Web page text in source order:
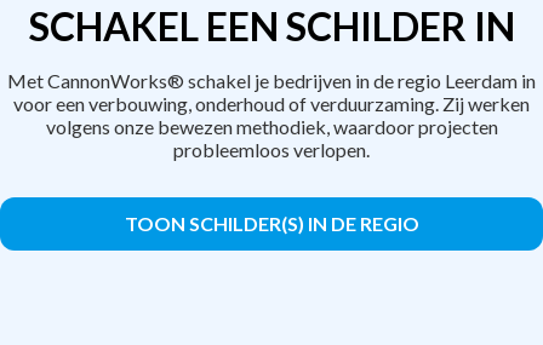
SCHAKEL EEN SCHILDER IN
Met CannonWorks® schakel je bedrijven in de regio Leerdam in
voor een verbouwing, onderhoud of verduurzaming. Zij werken
volgens onze bewezen methodiek, waardoor projecten
probleemloos verlopen.
TOON SCHILDER(S) IN DE REGIO